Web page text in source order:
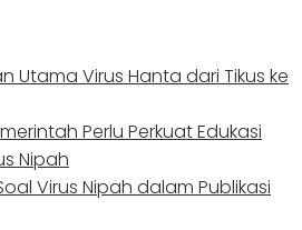
Utama Virus Hanta dari Tikus ke
Perlu Perkuat Edukasi
Nipah
Virus Nipah dalam Publikasi